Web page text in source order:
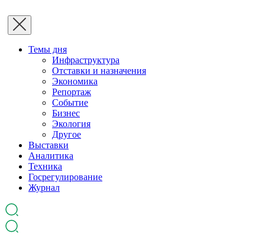
Темы дня
Инфраструктура
Отставки и назначения
Экономика
Репортаж
Событие
Бизнес
Экология
Другое
Выставки
Аналитика
Техника
Госрегулирование
Журнал